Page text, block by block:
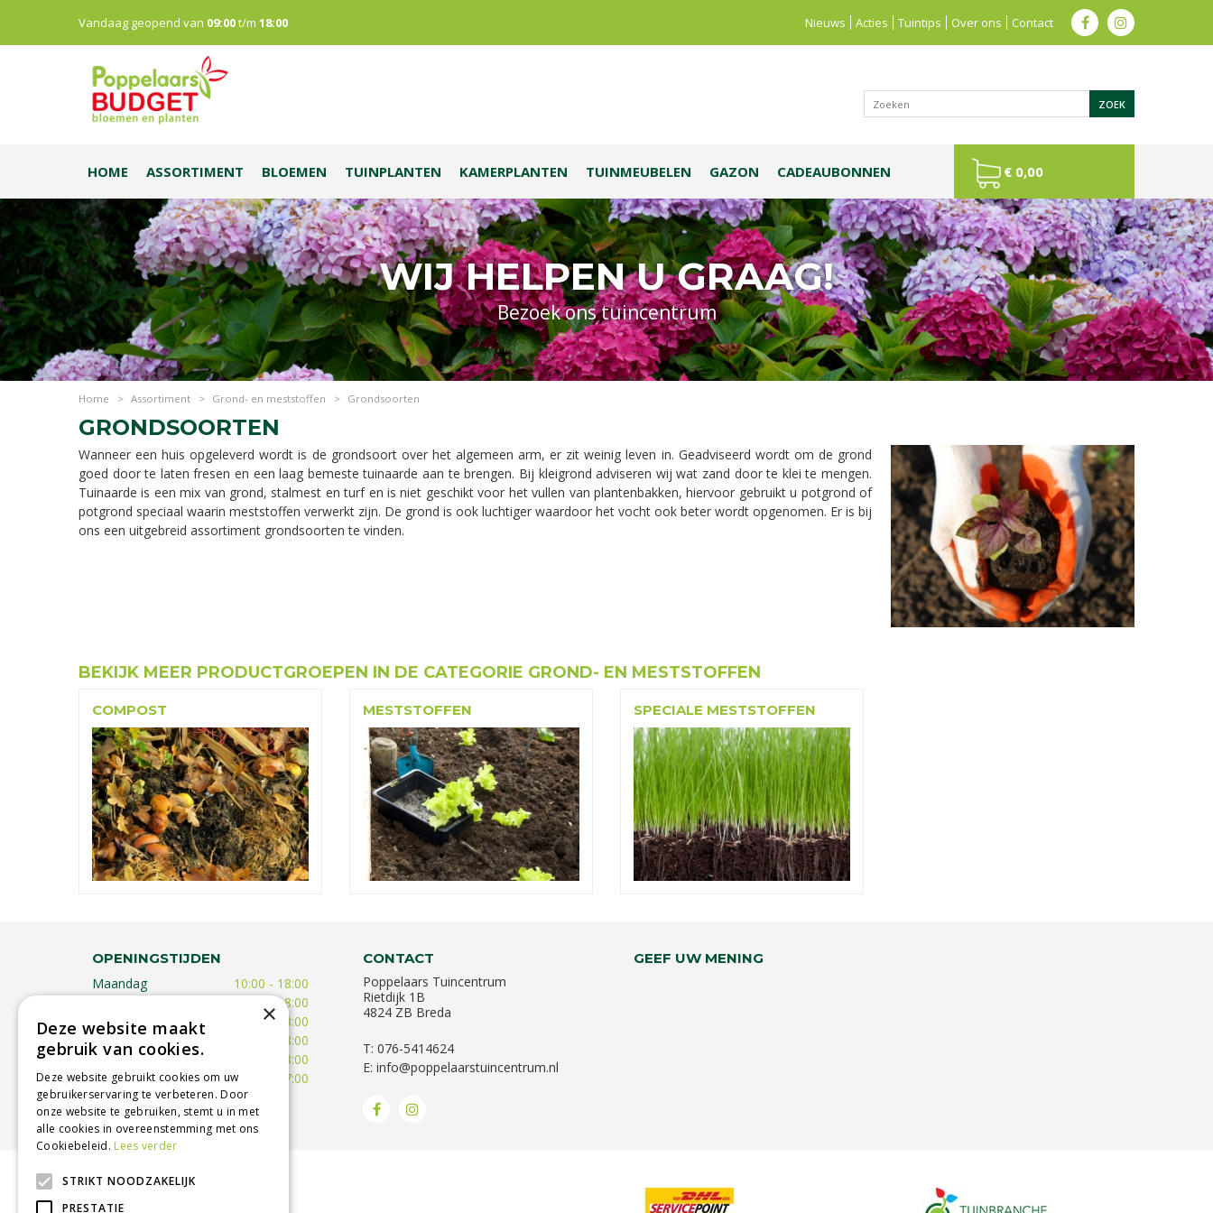
WIJ HELPEN U GRAAG!
Bezoek ons tuincentrum
Home > Assortiment > Grond- en meststoffen > Grondsoorten
Vandaag geopend van 09:00t/m 18:00 Nieuws Acties Tuintips Over ons Contact
HOME ASSORTIMENT BLOEMEN TUINPLANTEN KAMERPLANTEN TUINMEUBELEN GAZON CADEAUBONNEN € 0,00
GRONDSOORTEN
Wanneer een huis opgeleverd wordt is de grondsoort over het algemeen arm, er zit weinig leven in. Geadviseerd wordt om de grond
goed door te laten fresen en een laag bemeste tuinaarde aan te brengen. Bij kleigrond adviseren wij wat zand door te klei te mengen.
Tuinaarde is een mix van grond, stalmest en turf en is niet geschikt voor het vullen van plantenbakken, hiervoor gebruikt u potgrond of
potgrond speciaal waarin meststoffen verwerkt zijn. De grond is ook luchtiger waardoor het vocht ook beter wordt opgenomen. Er is bij
ons een uitgebreid assortiment grondsoorten te vinden.
BEKIJK MEER PRODUCTGROEPEN IN DE CATEGORIE GROND- EN MESTSTOFFEN
COMPOST MESTSTOFFEN SPECIALE MESTSTOFFEN
OPENINGSTIJDEN
Maandag
10:00 - 18:00
09:30 - 18:00
Woensdag
09:30 - 18:00
09:30 - 18:00
Vrijdag
09:00 - 18:00
Zaterdag
09:00 - 17:00
Toon alle openingstijden
CONTACT
Poppelaars Tuincentrum
Rietdijk 1B
4824 ZB Breda
T: 076-5414624
E: info@poppelaarstuincentrum.nl
GEEF UW MENING
BETROUWBARE SERVICE
×
Deze website maakt
gebruik van cookies.
Deze website gebruikt cookies om uw
gebruikerservaring te verbeteren. Door
onze website te gebruiken, stemt u in met
alle cookies in overeenstemming met ons
Cookiebeleid. Lees verder
STRIKT NOODZAKELIJK
PRESTATIE